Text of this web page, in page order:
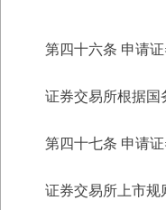
第四十六条 申请
证券交易所根据国
第四十七条 申请
证券交易所上市规